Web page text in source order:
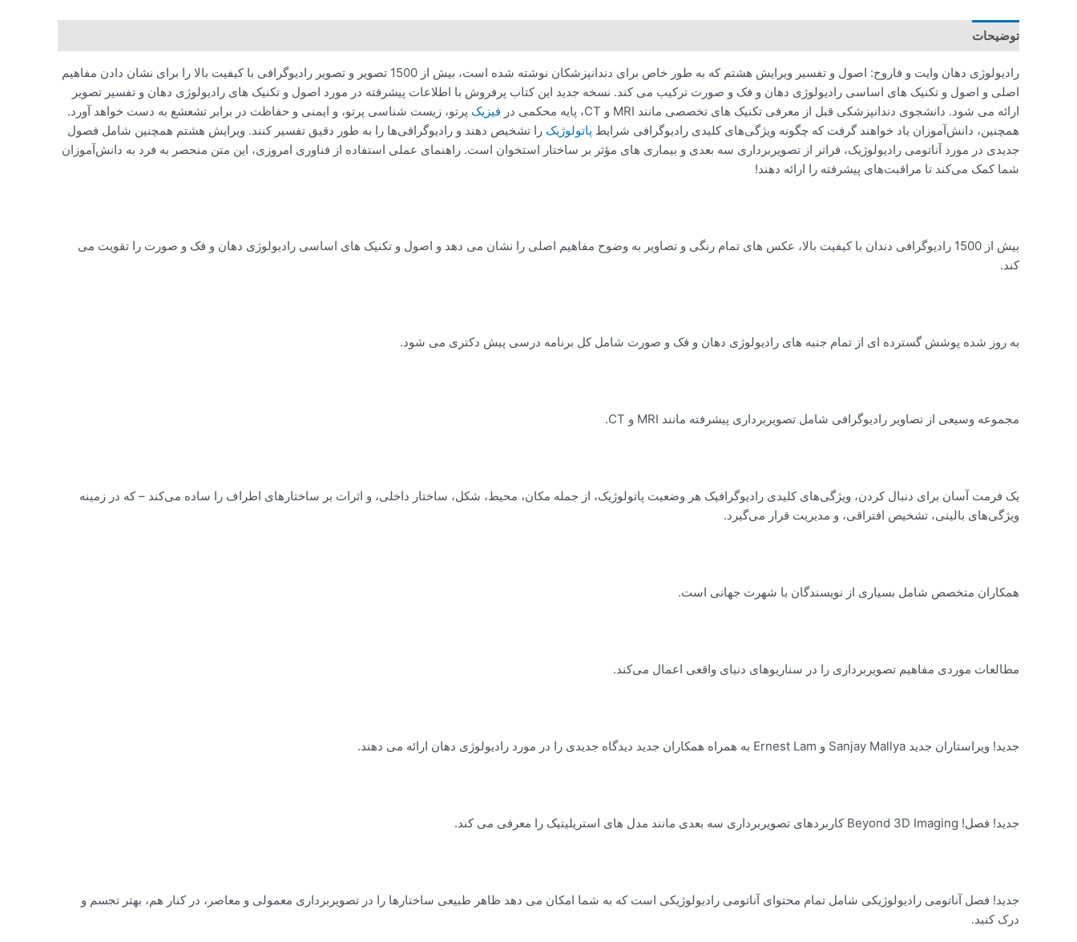
توضیحات
رادیولوژی دهان وایت و فاروح: اصول و تفسیر ویرایش هشتم که به طور خاص برای دندانپزشکان نوشته شده است، بیش از 1500 تصویر و تصویر رادیوگرافی با کیفیت بالا را برای نشان دادن مفاهیم
اصلی و اصول و تکنیک های اساسی رادیولوژی دهان و فک و صورت ترکیب می کند. نسخه جدید این کتاب پرفروش با اطلاعات پیشرفته در مورد اصول و تکنیک های رادیولوژی دهان و تفسیر تصویر
ارائه می شود. دانشجوی دندانپزشکی قبل از معرفی تکنیک های تخصصی مانند MRI و CT، پایه محکمی در
فیزیک پرتو، زیست شناسی پرتو، و ایمنی و حفاظت در برابر تشعشع به دست خواهد آورد.
همچنین، دانش‌آموزان یاد خواهند گرفت که چگونه ویژگی‌های کلیدی رادیوگرافی شرایط پاتولوژیک را تشخیص دهند و رادیوگرافی‌ها را به طور دقیق تفسیر کنند. ویرایش هشتم همچنین شامل فصول
جدیدی در مورد آناتومی رادیولوژیک، فراتر از تصویربرداری سه بعدی و بیماری های مؤثر بر ساختار استخوان است. راهنمای عملی استفاده از فناوری امروزی، این متن منحصر به فرد به دانش‌آموزان
شما کمک می‌کند تا مراقبت‌های پیشرفته را ارائه دهند!
بیش از 1500 رادیوگرافی دندان با کیفیت بالا، عکس های تمام رنگی و تصاویر به وضوح مفاهیم اصلی را نشان می دهد و اصول و تکنیک های اساسی رادیولوژی دهان و فک و صورت را تقویت می
کند.
به روز شده پوشش گسترده ای از تمام جنبه های رادیولوژی دهان و فک و صورت شامل کل برنامه درسی پیش دکتری می شود.
مجموعه وسیعی از تصاویر رادیوگرافی شامل تصویربرداری پیشرفته مانند MRI و CT.
یک فرمت آسان برای دنبال کردن، ویژگی‌های کلیدی رادیوگرافیک هر وضعیت پاتولوژیک، از جمله مکان، محیط، شکل، ساختار داخلی، و اثرات بر ساختارهای اطراف را ساده می‌کند – که در زمینه
ویژگی‌های بالینی، تشخیص افتراقی، و مدیریت قرار می‌گیرد.
همکاران متخصص شامل بسیاری از نویسندگان با شهرت جهانی است.
مطالعات موردی مفاهیم تصویربرداری را در سناریوهای دنیای واقعی اعمال می‌کند.
جدید! ویراستاران جدید Sanjay Mallya و Ernest Lam به همراه همکاران جدید دیدگاه جدیدی را در مورد رادیولوژی دهان ارائه می دهند.
جدید! فصل! Beyond 3D Imaging کاربردهای تصویربرداری سه بعدی مانند مدل های استریلیتیک را معرفی می کند.
جدید! فصل آناتومی رادیولوژیکی شامل تمام محتوای آناتومی رادیولوژیکی است که به شما امکان می دهد ظاهر طبیعی ساختارها را در تصویربرداری معمولی و معاصر، در کنار هم، بهتر تجسم و
درک کنید.